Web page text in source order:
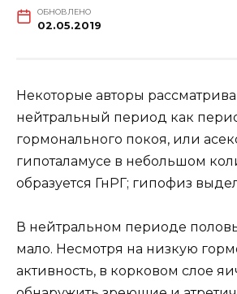
ОБНОВЛЕНО
02.05.2019
Некоторые авторы
нейтральный период как
гормонального покоя, или
гипоталамусе в небольшом
образуется ГнРГ; гипофиз
В нейтральном периоде
мало. Несмотря на низкую
активность, в корковом слое